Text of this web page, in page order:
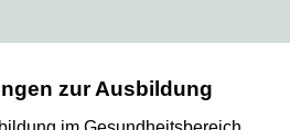
zur Ausbildung